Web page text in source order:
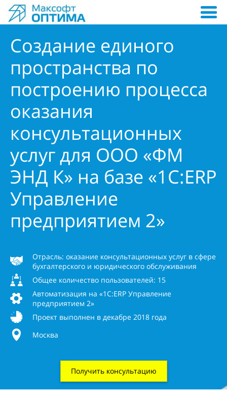
Создание единого
пространства по
построению процесса
оказания
консультационных
услуг для ООО «ФМ
ЭНД К» на базе «1С:ERP
Управление
предприятием 2»
Отрасль: оказание консультационных услуг в сфере
бухгалтерского и юридического обслуживания
Общее количество пользователей: 15
Автоматизация на «1С:ERP Управление
предприятием 2»
Проект выполнен в декабре 2018 года
Москва
Получить консультацию